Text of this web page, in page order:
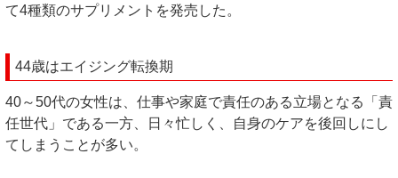
て4種類のサプリメントを発売した。
44歳はエイジング転換期
40～50代の女性は、仕事や家庭で責任のある立場となる「責
任世代」である一方、日々忙しく、自身のケアを後回しにし
てしまうことが多い。